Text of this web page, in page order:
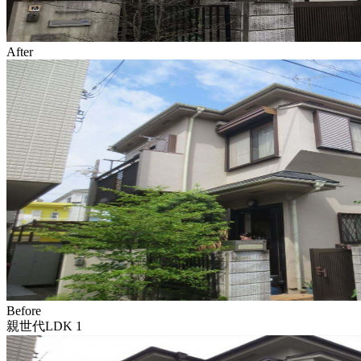
After
Before
親世代LDK 1